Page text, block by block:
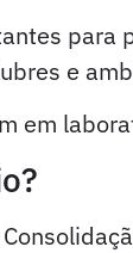
e
em